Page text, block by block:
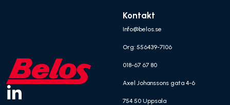
Kontakt
Info@belos.se
Org: 556439-7106
018-67 67 80
Axel Johanssons gata 4-6
754 50 Uppsala